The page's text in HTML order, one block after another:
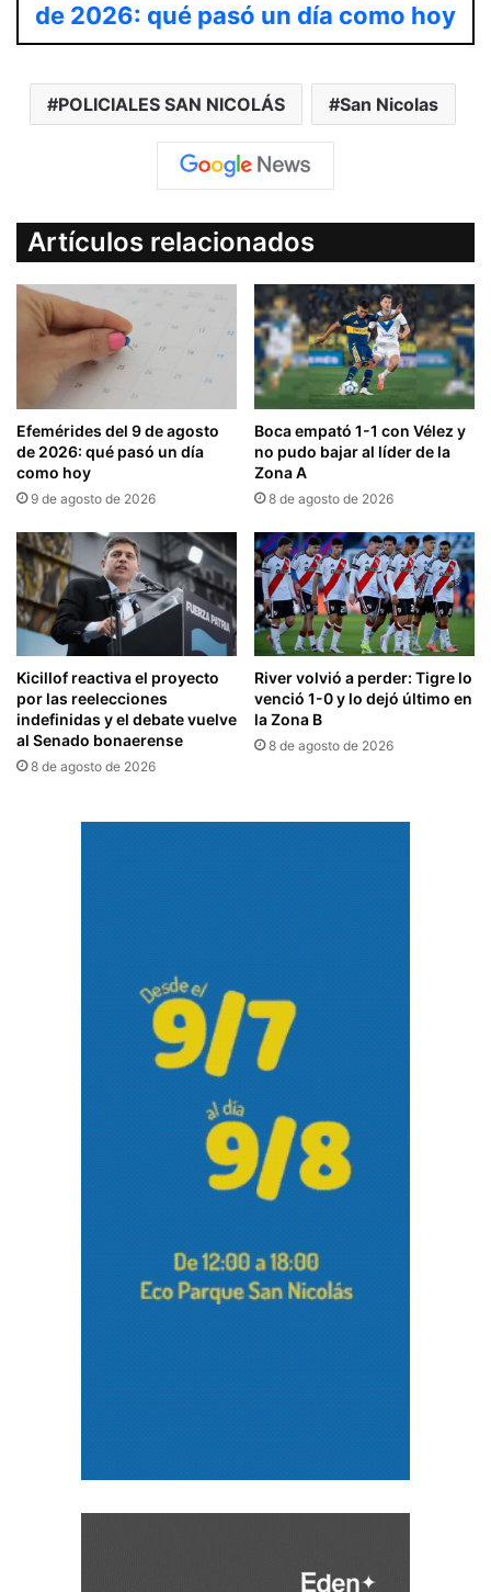
de 2026: qué pasó un día como hoy
POLICIALES SAN NICOLÁS San Nicolas
Artículos relacionados
Efemérides del 9 de agosto
de 2026: qué pasó un día
como hoy
9 de agosto de 2026
Boca empató 1-1 con Vélez y
no pudo bajar al líder de la
Zona A
8 de agosto de 2026
Kicillof reactiva el proyecto
por las reelecciones
indefinidas y el debate vuelve
al Senado bonaerense
8 de agosto de 2026
River volvió a perder: Tigre lo
venció 1-0 y lo dejó último en
la Zona B
8 de agosto de 2026